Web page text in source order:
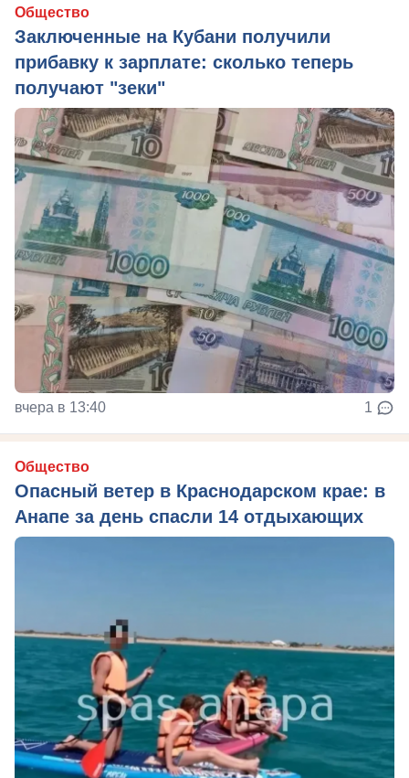
Общество
Заключенные на Кубани получили
прибавку к зарплате: сколько теперь
получают "зеки"
вчера в 13:40 1
Общество
Опасный ветер в Краснодарском крае: в
Анапе за день спасли 14 отдыхающих